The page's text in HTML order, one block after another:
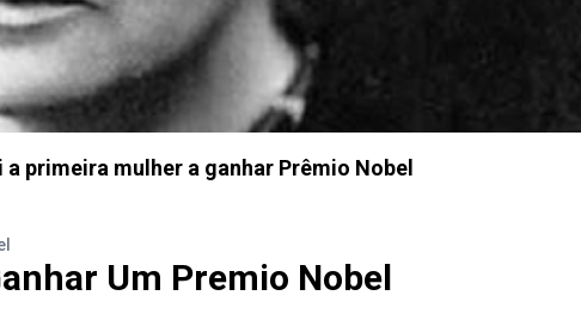
primeira mulher a ganhar Prêmio Nobel
Um Premio Nobel